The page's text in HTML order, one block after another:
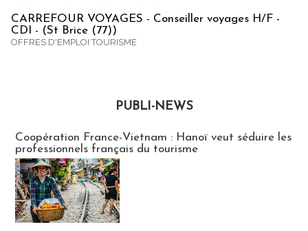
CARREFOUR VOYAGES - Conseiller voyages H/F -
CDI - (St Brice (77))
OFFRES D'EMPLOI TOURISME
PUBLI-NEWS
Coopération France-Vietnam : Hanoï veut séduire les
professionnels français du tourisme